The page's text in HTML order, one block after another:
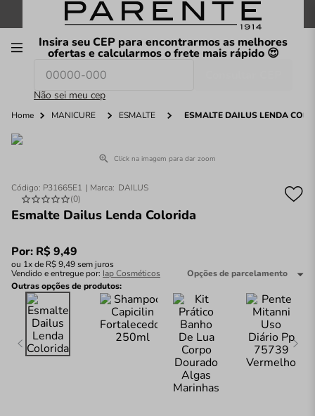
FRETE GRÁTIS nas compras a partir de R$199
Insira seu CEP para encontrarmos as melhores
ofertas e calcularmos o frete mais rápido 😍
Não sei meu cep
O que você procura hoje?
Home MANICURE ESMALTE ESMALTE DAILUS LENDA
Click na imagem para dar zoom
Código: P31665E1
DAILUS
(0)
Esmalte Dailus Lenda Colorida
Por: R$9,49
ou 1x de R$9,49sem juros
Vendido e entregue por: Iap Cosméticos
Opções de parcelamento
Outras opções de produtos: